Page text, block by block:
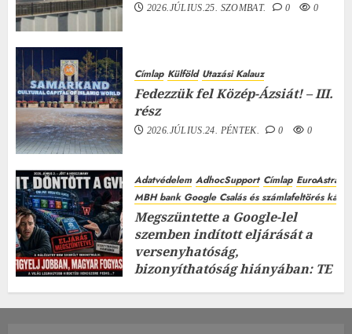
2026.JÚLIUS.25. SZOMBAT. 0 0
Címlap Külföld Utazási Kalauz
Fedezzük fel Közép-Ázsiát! – III.
rész
2026.JÚLIUS.24. PÉNTEK. 0 0
Adatvédelem AdhocSupport Címlap EuroAstra
MBH bank Google Csalás és számlafeltörés
Megszüntette a Google-lel
szemben indított eljárását a
versenyhatóság,
bizonyíthatóság hiányában: TE
2026.JÚLIUS.23. CSÜTÖRTÖK. 0 0